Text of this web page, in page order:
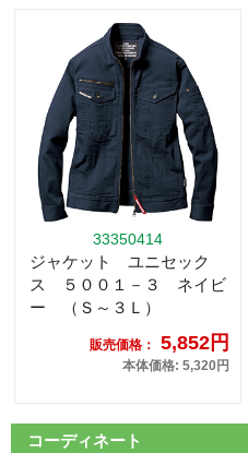
33350414
ジャケット ユニセック
ス ５００１－３ ネイビ
ー （Ｓ～３Ｌ）
販売価格： 5,852円
本体価格: 5,320円
コーディネート